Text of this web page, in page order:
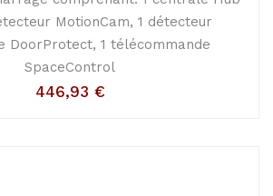
MotionCam, 1 détecteur
DoorProtect, 1 télécommande
SpaceControl
446,93 €